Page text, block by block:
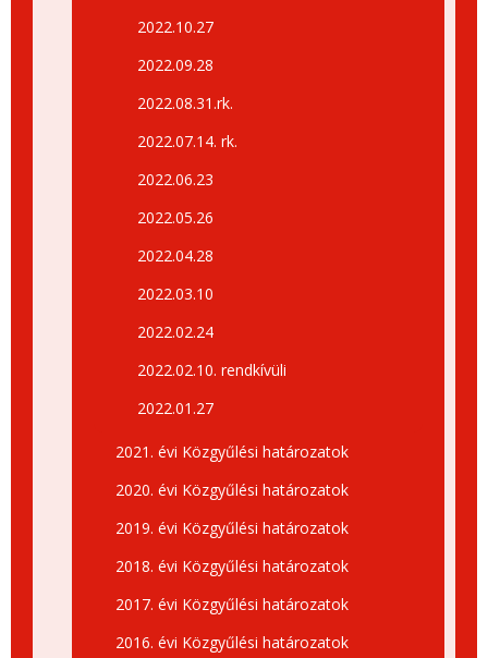
2022.10.27
2022.09.28
2022.08.31.rk.
2022.07.14. rk.
2022.06.23
2022.05.26
2022.04.28
2022.03.10
2022.02.24
2022.02.10. rendkívüli
2022.01.27
2021. évi Közgyűlési határozatok
2020. évi Közgyűlési határozatok
2019. évi Közgyűlési határozatok
2018. évi Közgyűlési határozatok
2017. évi Közgyűlési határozatok
2016. évi Közgyűlési határozatok